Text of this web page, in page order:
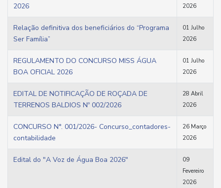
2026
2026
Relação definitiva dos beneficiários do “Programa
Ser Família”
01 Julho
2026
REGULAMENTO DO CONCURSO MISS ÁGUA
BOA OFICIAL 2026
01 Julho
2026
EDITAL DE NOTIFICAÇÃO DE ROÇADA DE
TERRENOS BALDIOS Nº 002/2026
28 Abril
2026
CONCURSO N°. 001/2026- Concurso_contadores-
contabilidade
26 Março
2026
Edital do "A Voz de Água Boa 2026"
09
Fevereiro
2026